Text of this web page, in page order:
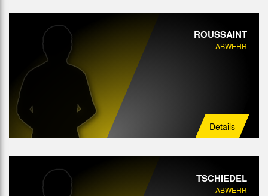
ROUSSAINT
ABWEHR
Details
TSCHIEDEL
ABWEHR